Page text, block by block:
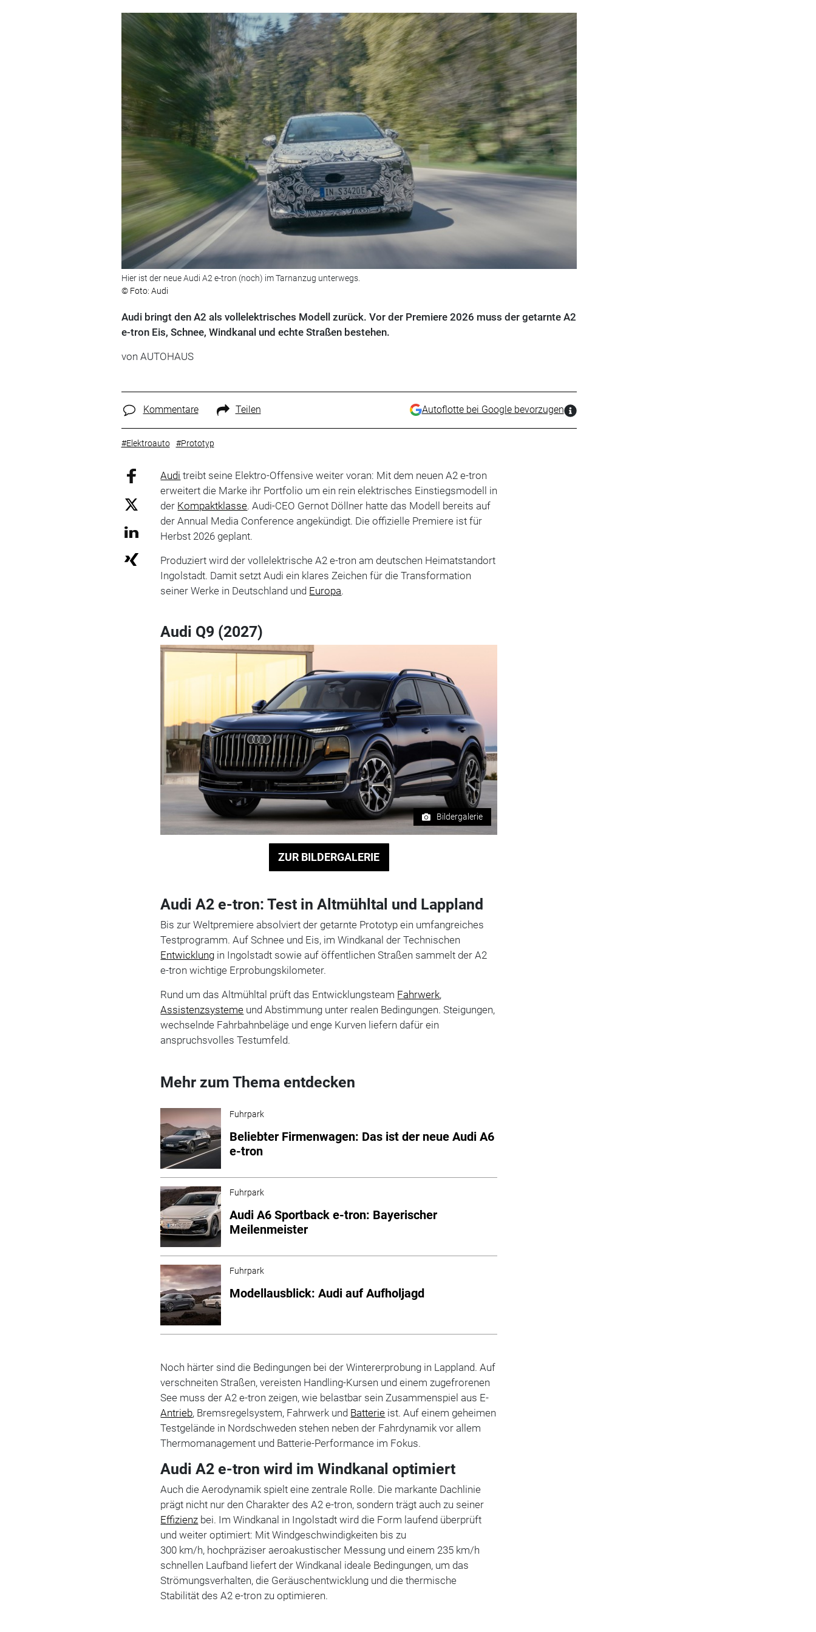
Hier ist der neue Audi A2 e-tron (noch) im Tarnanzug unterwegs.
© Foto: Audi
Audi bringt den A2 als vollelektrisches Modell zurück. Vor der Premiere 2026 muss der getarnte A2
e-tron Eis, Schnee, Windkanal und echte Straßen bestehen.
von AUTOHAUS
Kommentare Teilen Autoflotte bei Google bevorzugen
#Elektroauto #Prototyp
Audi treibt seine Elektro-Offensive weiter voran: Mit dem neuen A2 e-tron
erweitert die Marke ihr Portfolio um ein rein elektrisches Einstiegsmodell in
der Kompaktklasse. Audi-CEO Gernot Döllner hatte das Modell bereits auf
der Annual Media Conference angekündigt. Die offizielle Premiere ist für
Herbst 2026 geplant.
Produziert wird der vollelektrische A2 e-tron am deutschen Heimatstandort
Ingolstadt. Damit setzt Audi ein klares Zeichen für die Transformation
seiner Werke in Deutschland und Europa.
Audi Q9 (2027)
Bildergalerie
ZUR BILDERGALERIE
Audi A2 e-tron: Test in Altmühltal und Lappland
Bis zur Weltpremiere absolviert der getarnte Prototyp ein umfangreiches
Testprogramm. Auf Schnee und Eis, im Windkanal der Technischen
Entwicklung in Ingolstadt sowie auf öffentlichen Straßen sammelt der A2
e-tron wichtige Erprobungskilometer.
Rund um das Altmühltal prüft das Entwicklungsteam Fahrwerk,
Assistenzsysteme und Abstimmung unter realen Bedingungen. Steigungen,
wechselnde Fahrbahnbeläge und enge Kurven liefern dafür ein
anspruchsvolles Testumfeld.
Mehr zum Thema entdecken
Fuhrpark
Beliebter Firmenwagen: Das ist der neue Audi A6
e-tron
Fuhrpark
Audi A6 Sportback e-tron: Bayerischer
Meilenmeister
Fuhrpark
Modellausblick: Audi auf Aufholjagd
Noch härter sind die Bedingungen bei der Wintererprobung in Lappland. Auf
verschneiten Straßen, vereisten Handling-Kursen und einem zugefrorenen
See muss der A2 e-tron zeigen, wie belastbar sein Zusammenspiel aus E-
Antrieb, Bremsregelsystem, Fahrwerk und Batterie ist. Auf einem geheimen
Testgelände in Nordschweden stehen neben der Fahrdynamik vor allem
Thermomanagement und Batterie-Performance im Fokus.
Audi A2 e-tron wird im Windkanal optimiert
Auch die Aerodynamik spielt eine zentrale Rolle. Die markante Dachlinie
prägt nicht nur den Charakter des A2 e-tron, sondern trägt auch zu seiner
Effizienz bei. Im Windkanal in Ingolstadt wird die Form laufend überprüft
und weiter optimiert: Mit Windgeschwindigkeiten bis zu
300 km/h, hochpräziser aeroakustischer Messung und einem 235 km/h
schnellen Laufband liefert der Windkanal ideale Bedingungen, um das
Strömungsverhalten, die Geräuschentwicklung und die thermische
Stabilität des A2 e-tron zu optimieren.